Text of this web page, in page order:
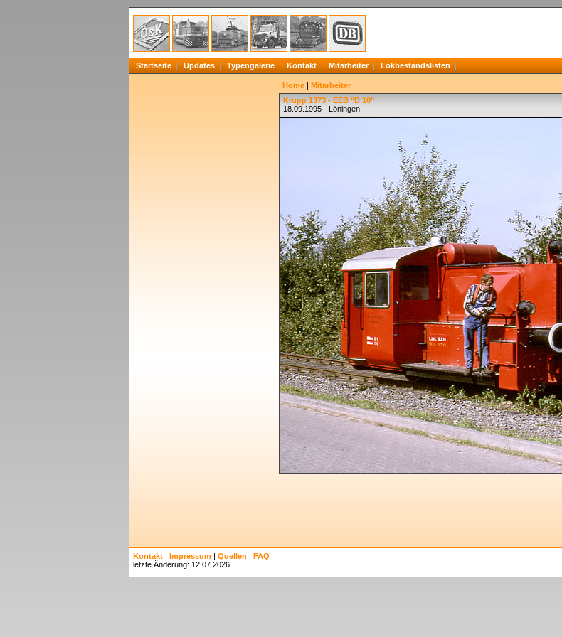
Startseite Updates Typengalerie Kontakt Mitarbeiter Lokbestandslisten
Home | Mitarbeiter
Krupp 1373 - EEB "D 10"
18.09.1995 - Löningen
Kontakt | Impressum | Quellen | FAQ
letzte Änderung: 12.07.2026